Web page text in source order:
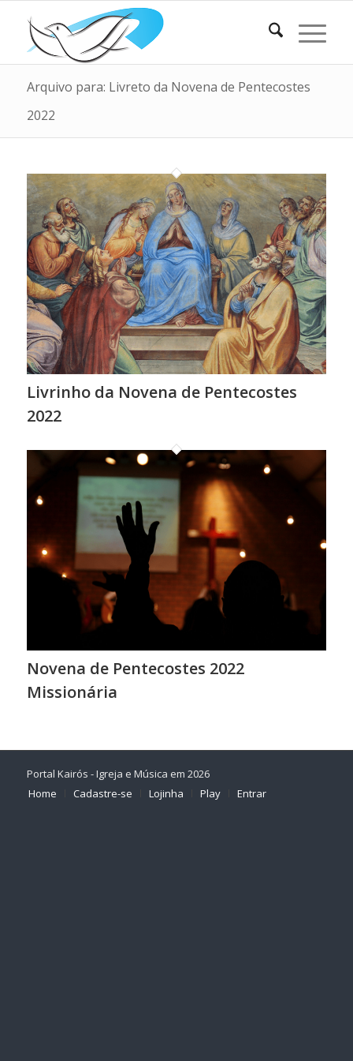
Arquivo para: Livreto da Novena de Pentecostes
2022
Livrinho da Novena de Pentecostes
2022
Novena de Pentecostes 2022
Missionária
Portal Kairós - Igreja e Música em 2026
Home
Cadastre-se Lojinha Play Entrar